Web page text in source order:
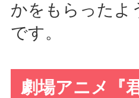
かをもらったよ
です。
劇場アニメ『